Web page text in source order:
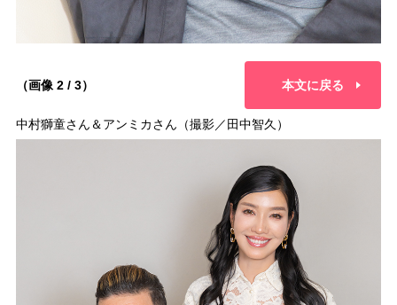
（画像 2 / 3） 本文に戻る
中村獅童さん＆アンミカさん（撮影／田中智久）